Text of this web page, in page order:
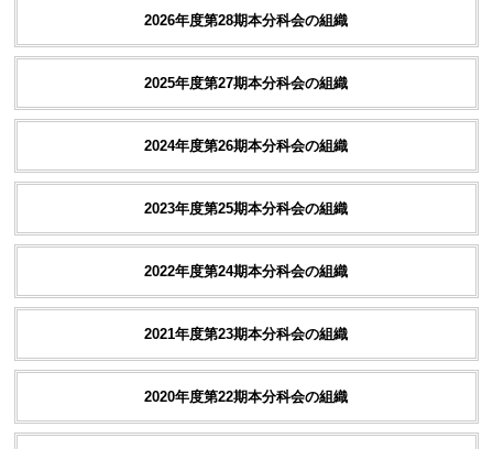
2026年度第28期本分科会の組織
2025年度第27期本分科会の組織
2024年度第26期本分科会の組織
2023年度第25期本分科会の組織
2022年度第24期本分科会の組織
2021年度第23期本分科会の組織
2020年度第22期本分科会の組織